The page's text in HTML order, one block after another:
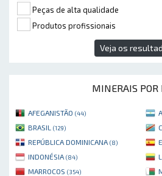
Peças de alta qualidade
Produtos profissionais
Veja os
MINERAIS POR
AFEGANISTÃO (44)
BRASIL (129)
REPÚBLICA DOMINICANA (8)
INDONÉSIA (84)
MARROCOS (354)